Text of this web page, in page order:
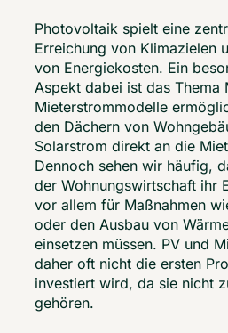
Photovoltaik spielt eine
Erreichung von Klimazielen
von Energiekosten. Ein
Aspekt dabei ist das Thema
Mieterstrommodelle
den Dächern von
Solarstrom direkt an die
Dennoch sehen wir häufig,
der Wohnungswirtschaft ihr
vor allem für Maßnahmen
oder den Ausbau von
einsetzen müssen. PV und
daher oft nicht die ersten
investiert wird, da sie nicht
gehören.